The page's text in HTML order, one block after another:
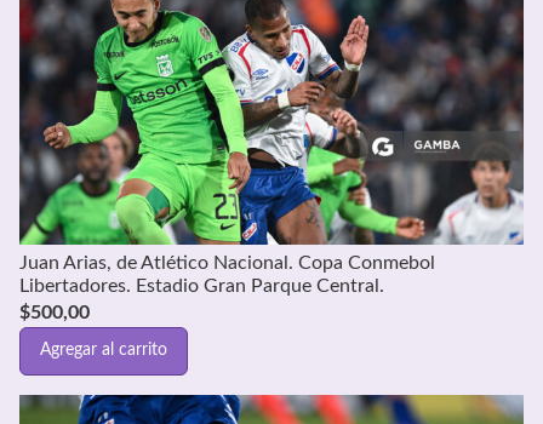
Juan Arias, de Atlético Nacional. Copa Conmebol
Libertadores. Estadio Gran Parque Central.
$500,00
Agregar al carrito